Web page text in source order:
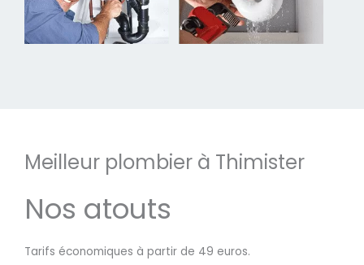
Meilleur plombier à Thimister
Nos atouts
Tarifs économiques à partir de 49 euros.